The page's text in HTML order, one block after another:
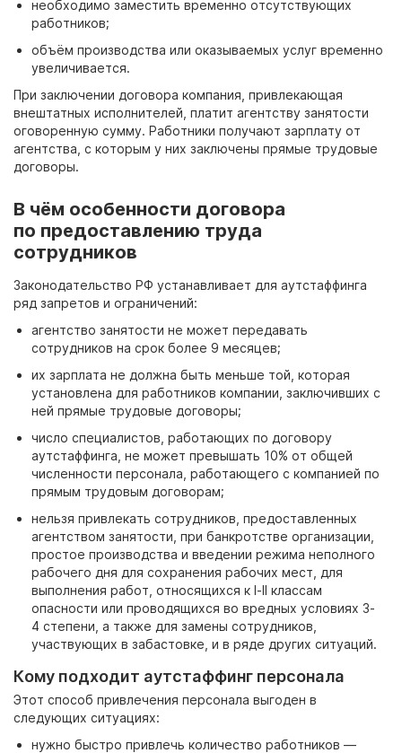
необходимо заместить временно отсутствующих
работников;
объём производства или оказываемых услуг временно
увеличивается.
При заключении договора компания, привлекающая
внештатных исполнителей, платит агентству занятости
оговоренную сумму. Работники получают зарплату от
агентства, с которым у них заключены прямые трудовые
договоры.
В чём особенности договора
по предоставлению труда
сотрудников
Законодательство РФ устанавливает для аутстаффинга
ряд запретов и ограничений:
агентство занятости не может передавать
сотрудников на срок более 9 месяцев;
их зарплата не должна быть меньше той, которая
установлена для работников компании, заключивших с
ней прямые трудовые договоры;
число специалистов, работающих по договору
аутстаффинга, не может превышать 10% от общей
численности персонала, работающего с компанией по
прямым трудовым договорам;
нельзя привлекать сотрудников, предоставленных
агентством занятости, при банкротстве организации,
простое производства и введении режима неполного
рабочего дня для сохранения рабочих мест, для
выполнения работ, относящихся к I-II классам
опасности или проводящихся во вредных условиях 3-
4 степени, а также для замены сотрудников,
участвующих в забастовке, и в ряде других ситуаций.
Кому подходит аутстаффинг персонала
Этот способ привлечения персонала выгоден в
следующих ситуациях:
нужно быстро привлечь количество работников —